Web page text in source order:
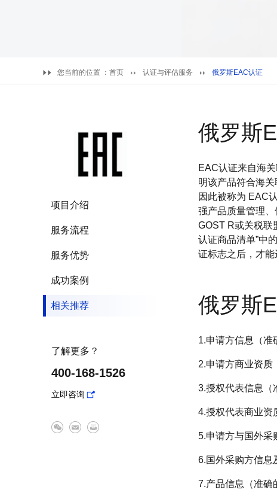
您当前的位置 ： 首页 认证与评估服务 俄罗斯EAC认证
项目介绍
服务流程
服务优势
成功案例
相关推荐
了解更多？
400-168-1526
立即咨询
俄罗斯
EAC认证来自海
明该产品符合海
因此被称为 EAC
强产品质量管理
GOST R或关税联
认证商品清单”中
证标志之后，才能
俄罗斯
1.申请方信息（准
2.申请方商业资质
3.授权代表信息（
4.授权代表商业资
5.申请方与国外采
6.国外采购方信息
7.产品信息（准确